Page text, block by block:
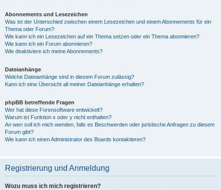
Abonnements und Lesezeichen
Was ist der Unterschied zwischen einem Lesezeichen und einem Abonnements für ein
Thema oder Forum?
Wie kann ich ein Lesezeichen auf ein Thema setzen oder ein Thema abonnieren?
Wie kann ich ein Forum abonnieren?
Wie deaktiviere ich meine Abonnements?
Dateianhänge
Welche Dateianhänge sind in diesem Forum zulässig?
Kann ich eine Übersicht all meiner Dateianhänge erhalten?
phpBB betreffende Fragen
Wer hat diese Forensoftware entwickelt?
Warum ist Funktion x oder y nicht enthalten?
An wen soll ich mich wenden, falls es Beschwerden oder juristische Anfragen zu diesem
Forum gibt?
Wie kann ich einen Administrator des Boards kontaktieren?
Registrierung und Anmeldung
Wozu muss ich mich registrieren?